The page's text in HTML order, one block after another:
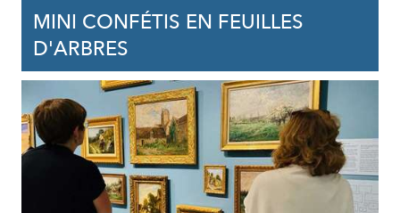
MINI CONFÉTIS EN FEUILLES
D'ARBRES